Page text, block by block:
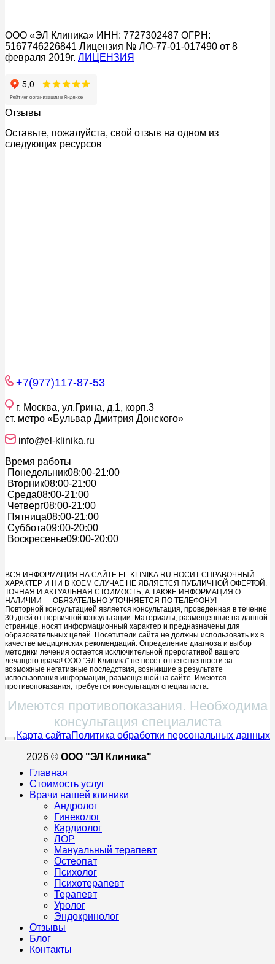
ООО «ЭЛ Клиника» ИНН: 7727302487 ОГРН:
5167746226841 Лицензия № ЛО-77-01-017490 от 8
февраля 2019г. ЛИЦЕНЗИЯ
Отзывы
Оставьте, пожалуйста, свой отзыв на одном из
следующих ресурсов
+7(977)117-87-53
г. Москва, ул.Грина, д.1, корп.3
ст. метро «Бульвар Дмитрия Донского»
info@el-klinika.ru
Время работы
Понедельник08:00-21:00
Вторник08:00-21:00
Среда08:00-21:00
Четверг08:00-21:00
Пятница08:00-21:00
Суббота09:00-20:00
Воскресенье09:00-20:00
ВСЯ ИНФОРМАЦИЯ НА САЙТЕ EL-KLINIKA.RU НОСИТ СПРАВОЧНЫЙ
ХАРАКТЕР И НИ В КОЕМ СЛУЧАЕ НЕ ЯВЛЯЕТСЯ ПУБЛИЧНОЙ ОФЕРТОЙ.
ТОЧНАЯ И АКТУАЛЬНАЯ СТОИМОСТЬ, А ТАКЖЕ ИНФОРМАЦИЯ О
НАЛИЧИИ — ОБЯЗАТЕЛЬНО УТОЧНЯЕТСЯ ПО ТЕЛЕФОНУ!
Повторной консультацией является консультация, проведенная в течение
30 дней от первичной консультации. Материалы, размещенные на данной
странице, носят информационный характер и предназначены для
образовательных целей. Посетители сайта не должны использовать их в
качестве медицинских рекомендаций. Определение диагноза и выбор
методики лечения остается исключительной прерогативой вашего
лечащего врача! ООО "ЭЛ Клиника" не несёт ответственности за
возможные негативные последствия, возникшие в результате
использования информации, размещенной на сайте. Имеются
противопоказания, требуется консультация специалиста.
Имеются противопоказания. Необходима
консультация специалиста
Карта сайтаПолитика обработки персональных данных
2026 © ООО "ЭЛ Клиника"
Главная
Стоимость услуг
Врачи нашей клиники
Андролог
Гинеколог
Кардиолог
ЛОР
Мануальный терапевт
Остеопат
Психолог
Психотерапевт
Терапевт
Уролог
Эндокринолог
Отзывы
Блог
Контакты